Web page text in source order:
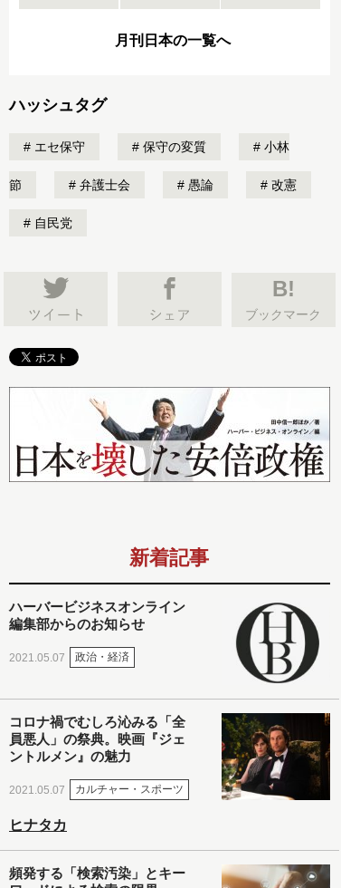
月刊日本の一覧へ
ハッシュタグ
エセ保守 保守の変質 小林
節 弁護士会 愚論 改憲
自民党
B!
ブックマーク
新着記事
ハーバービジネスオンライン
編集部からのお知らせ
2021.05.07 政治・経済
コロナ禍でむしろ沁みる「全
員悪人」の祭典。映画『ジェ
ントルメン』の魅力
2021.05.07 カルチャー・スポーツ
ヒナタカ
頻発する「検索汚染」とキー